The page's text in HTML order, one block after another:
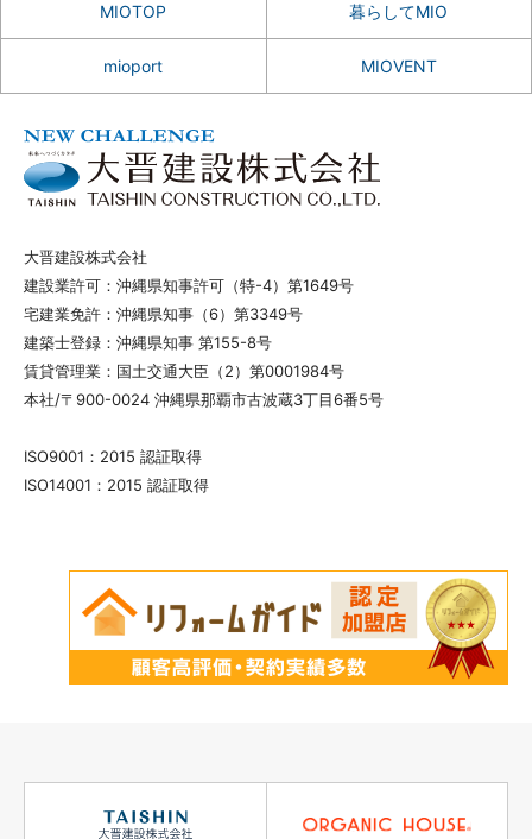
MIOTOP 暮らしてMIO
mioport MIOVENT
大晋建設株式会社
建設業許可：沖縄県知事許可（特-4）第1649号
宅建業免許：沖縄県知事（6）第3349号
建築士登録：沖縄県知事 第155-8号
賃貸管理業：国土交通大臣（2）第0001984号
本社/〒900-0024 沖縄県那覇市古波蔵3丁目6番5号
ISO9001：2015 認証取得
ISO14001：2015 認証取得